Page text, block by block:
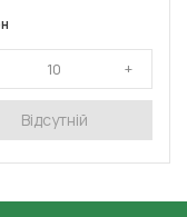
Відсутній